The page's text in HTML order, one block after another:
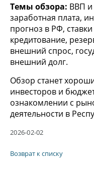
Темы обзора: ВВП и
заработная плата,
прогноз в РФ,
кредитование,
внешний спрос,
внешний долг.
Обзор станет
инвесторов и
ознакомлении с
деятельности в
2026-02-02
Возврат к списку